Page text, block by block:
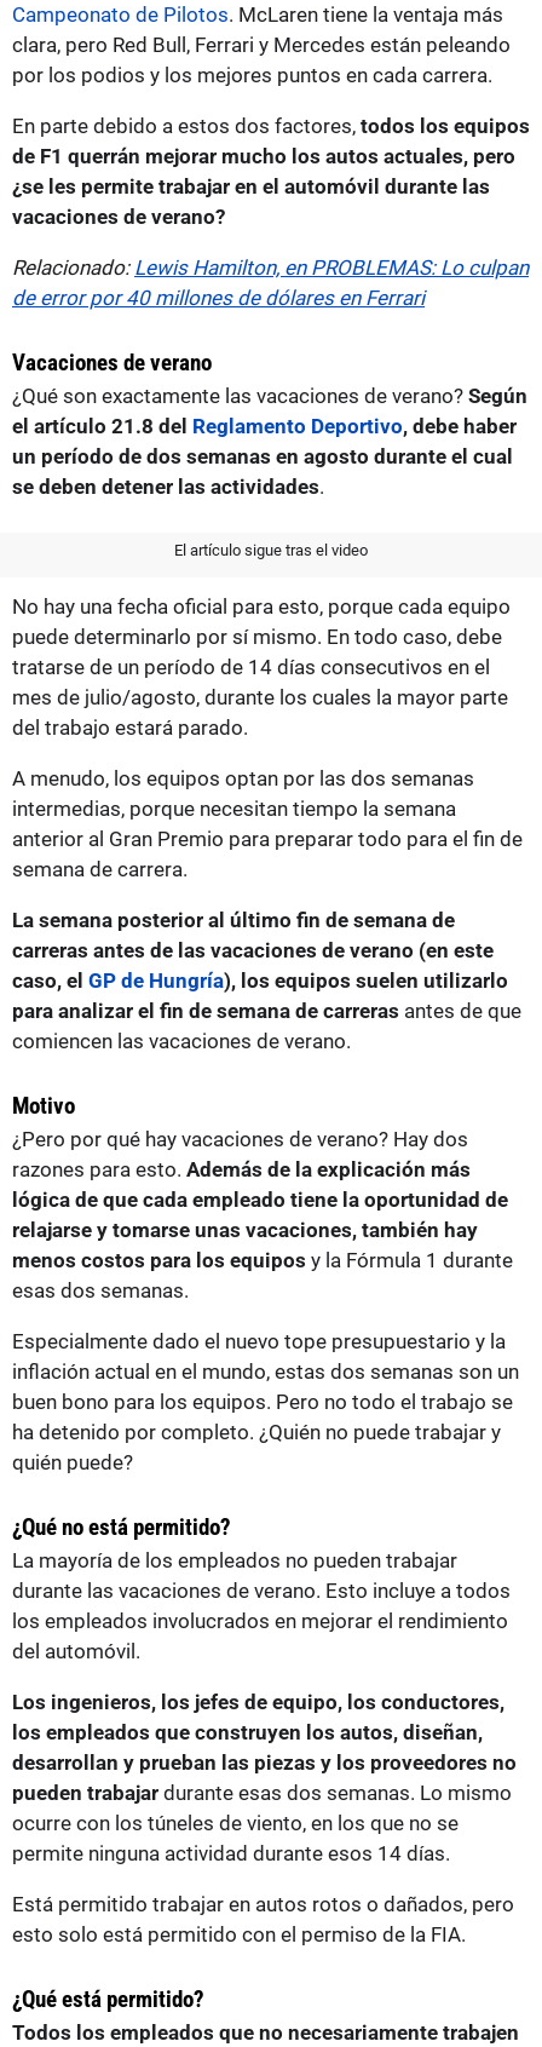
Campeonato de Pilotos. McLaren tiene la ventaja más
clara, pero Red Bull, Ferrari y Mercedes están peleando
por los podios y los mejores puntos en cada carrera.
En parte debido a estos dos factores, todos los equipos
de F1 querrán mejorar mucho los autos actuales, pero
¿se les permite trabajar en el automóvil durante las
vacaciones de verano?
Relacionado: Lewis Hamilton, en PROBLEMAS: Lo culpan
de error por 40 millones de dólares en Ferrari
Vacaciones de verano
¿Qué son exactamente las vacaciones de verano? Según
el artículo 21.8 del Reglamento Deportivo, debe haber
un período de dos semanas en agosto durante el cual
se deben detener las actividades.
El artículo sigue tras el video
No hay una fecha oficial para esto, porque cada equipo
puede determinarlo por sí mismo. En todo caso, debe
tratarse de un período de 14 días consecutivos en el
mes de julio/agosto, durante los cuales la mayor parte
del trabajo estará parado.
A menudo, los equipos optan por las dos semanas
intermedias, porque necesitan tiempo la semana
anterior al Gran Premio para preparar todo para el fin de
semana de carrera.
La semana posterior al último fin de semana de
carreras antes de las vacaciones de verano (en este
caso, el GP de Hungría), los equipos suelen utilizarlo
para analizar el fin de semana de carreras antes de que
comiencen las vacaciones de verano.
Motivo
¿Pero por qué hay vacaciones de verano? Hay dos
razones para esto. Además de la explicación más
lógica de que cada empleado tiene la oportunidad de
relajarse y tomarse unas vacaciones, también hay
menos costos para los equipos y la Fórmula 1 durante
esas dos semanas.
Especialmente dado el nuevo tope presupuestario y la
inflación actual en el mundo, estas dos semanas son un
buen bono para los equipos. Pero no todo el trabajo se
ha detenido por completo. ¿Quién no puede trabajar y
quién puede?
¿Qué no está permitido?
La mayoría de los empleados no pueden trabajar
durante las vacaciones de verano. Esto incluye a todos
los empleados involucrados en mejorar el rendimiento
del automóvil.
Los ingenieros, los jefes de equipo, los conductores,
los empleados que construyen los autos, diseñan,
desarrollan y prueban las piezas y los proveedores no
pueden trabajar durante esas dos semanas. Lo mismo
ocurre con los túneles de viento, en los que no se
permite ninguna actividad durante esos 14 días.
Está permitido trabajar en autos rotos o dañados, pero
esto solo está permitido con el permiso de la FIA.
¿Qué está permitido?
Todos los empleados que no necesariamente trabajen